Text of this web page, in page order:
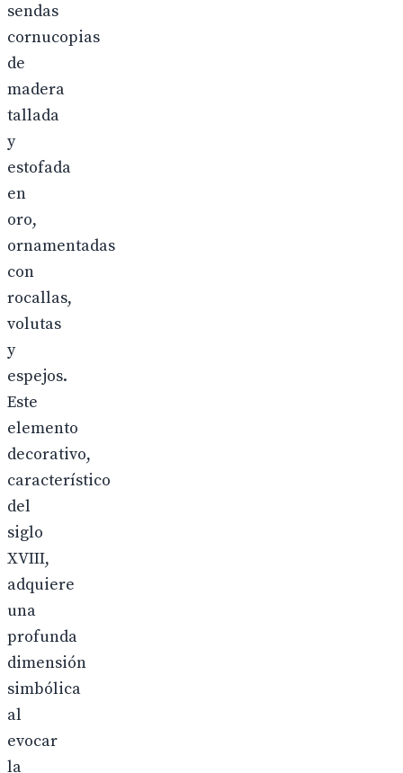
sendas
cornucopias
de
madera
tallada
y
estofada
en
oro,
ornamentadas
con
rocallas,
volutas
y
espejos.
Este
elemento
decorativo,
característico
del
siglo
XVIII,
adquiere
una
profunda
dimensión
simbólica
al
evocar
la